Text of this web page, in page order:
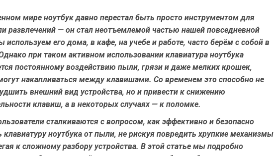
мире ноутбук давно перестал быть просто инструментом для
развлечений — он стал неотъемлемой частью нашей повседневной
его дома, в кафе, на учебе и работе, часто берём с собой в
при таком активном использовании клавиатура ноутбука
постоянному воздействию пыли, грязи и даже мелких крошек,
накапливаться между клавишами. Со временем это способно не
внешний вид устройства, но и привести к снижению
клавиш, а в некоторых случаях — к поломке.
сталкиваются с вопросом, как эффективно и безопасно
клавиатуру ноутбука от пыли, не рискуя повредить хрупкие механизмы
к сложному разбору устройства. В этой статье мы подробно